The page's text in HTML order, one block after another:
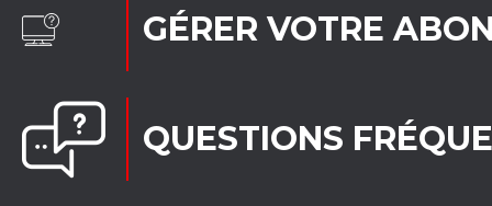
GÉRER VOTRE
QUESTIONS